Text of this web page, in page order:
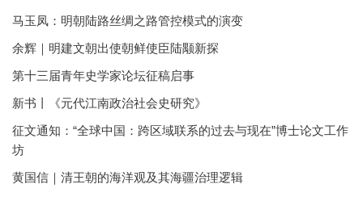
马玉凤：明朝陆路丝绸之路管控模式的演变
余辉｜明建文朝出使朝鲜使臣陆颙新探
第十三届青年史学家论坛征稿启事
新书丨《元代江南政治社会史研究》
征文通知：“全球中国：跨区域联系的过去与现在”博士论文工作
坊
黄国信｜清王朝的海洋观及其海疆治理逻辑